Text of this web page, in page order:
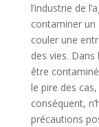
l’industrie de
contaminer
couler une
des vies.
être
le pire des
conséquent,
précautions